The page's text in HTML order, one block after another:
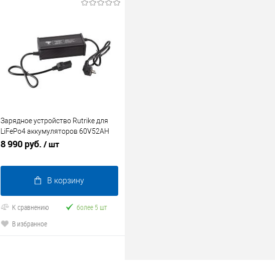
Зарядное устройство Rutrike для
LiFePo4 аккумуляторов 60V52AH
(73V 10A)
8 990 руб. / шт
В корзину
К сравнению
более 5 шт
В избранное